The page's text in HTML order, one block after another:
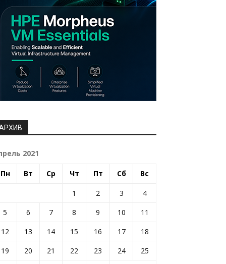
2021
Пн Вт Ср Чт Пт Сб Вс
1 2 3
4
5
6 7 8 9 10
11
12
13 14 15 16 17
18
19
20 21 22 23 24
25